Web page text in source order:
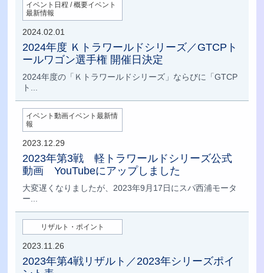
イベント日程 / 概要イベント
最新情報
2024.02.01
2024年度 Ｋトラワールドシリーズ／GTCPト
ールワゴン選手権 開催日決定
2024年度の「Ｋトラワールドシリーズ」ならびに「GTCP
ト...
イベント動画イベント最新情
報
2023.12.29
2023年第3戦 軽トラワールドシリーズ公式
動画 YouTubeにアップしました
大変遅くなりましたが、2023年9月17日にスパ西浦モータ
ー...
リザルト・ポイント
2023.11.26
2023年第4戦リザルト／2023年シリーズポイ